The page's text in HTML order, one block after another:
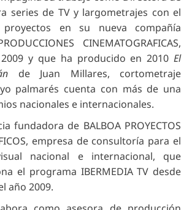
series de TV y largometrajes con el
en su nueva compañía
CINEMATOGRAFICAS,
2009 y que ha producido en 2010El
de Juan Millares, cortometraje
palmarés cuenta con más de una
nacionales e internacionales.
fundadora de BALBOA PROYECTOS
empresa de consultoría para el
nacional e internacional, que
el programa IBERMEDIA TV desde
año 2009.